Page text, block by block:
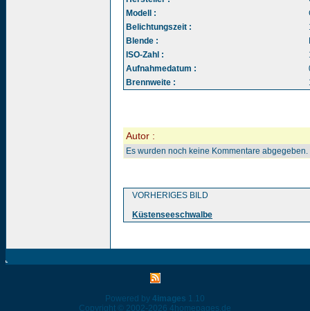
Modell :
Belichtungszeit :
Blende :
ISO-Zahl :
Aufnahmedatum :
Brennweite :
Autor :
Es wurden noch keine Kommentare abgegeben.
VORHERIGES BILD
Küstenseeschwalbe
Powered by 4images 1.10
Copyright © 2002-2026 4homepages.de